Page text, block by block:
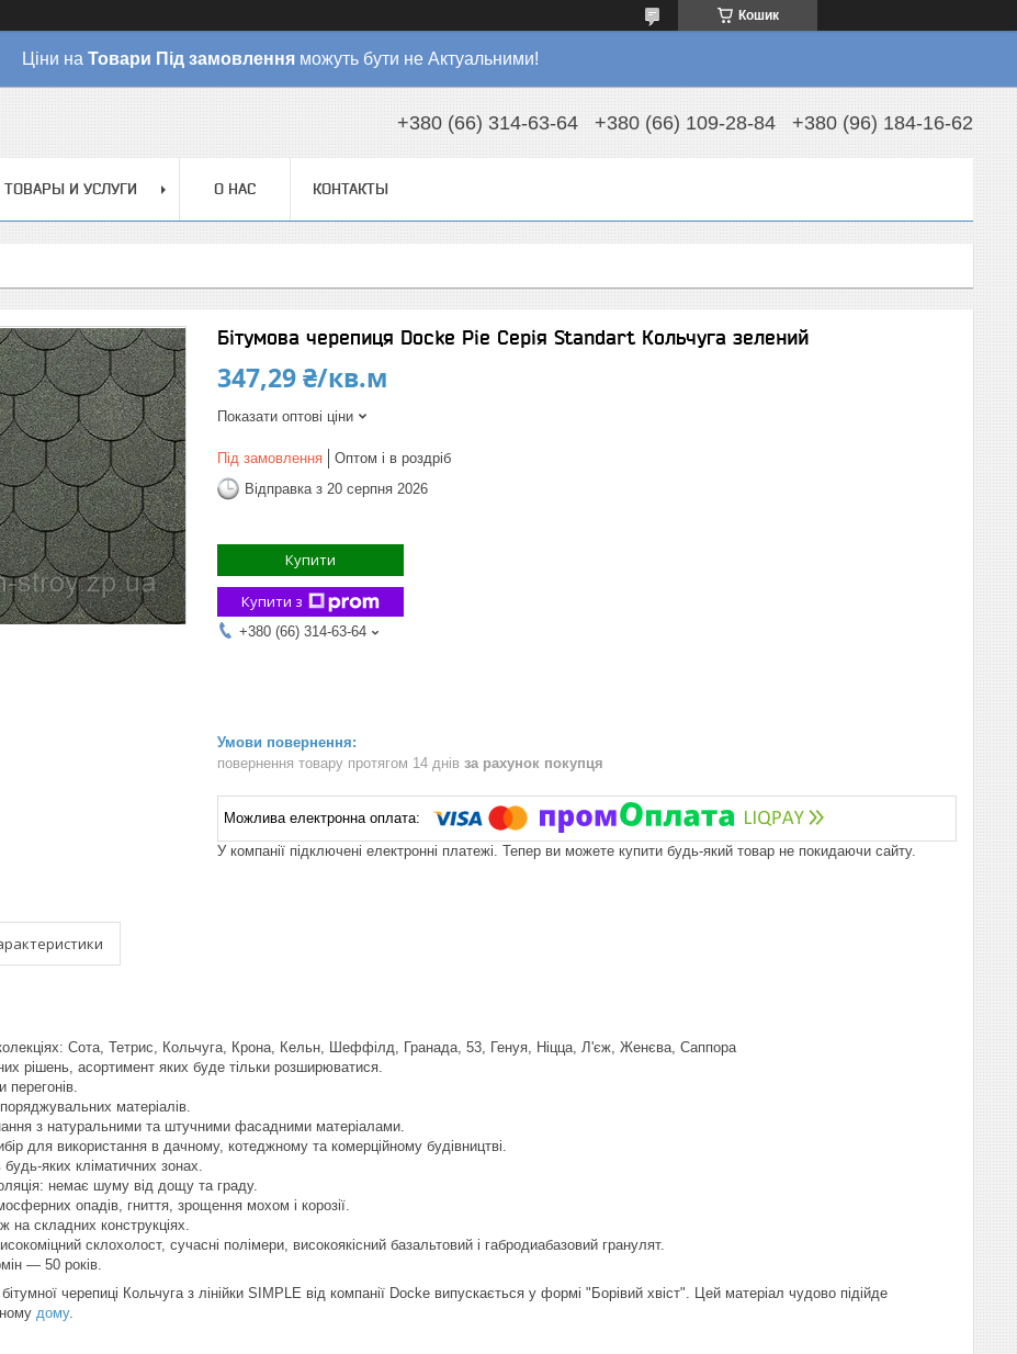
Кошик
Ціни на Товари Під замовлення можуть бути не Актуальними!
+380 (66) 314-63-64 +380 (66) 109-28-84 +380 (96) 184-16-62
ТОВАРЫ И УСЛУГИ О НАС КОНТАКТЫ
Бітумова черепиця Docke Pie Серія Standart Кольчуга зелений
347,29 ₴/кв.м
Показати оптові ціни
Під замовлення
Оптом і в роздріб
Відправка з 20 серпня 2026
Купити
Купити з
+380 (66) 314-63-64
повернення товару протягом 14 днів за рахунок покупця
У компанії підключені електронні платежі. Тепер ви можете купити будь-який товар не покидаючи сайту.
Сота, Тетрис, Кольчуга, Крона, Кельн, Шеффілд, Гранада, 53, Генуя, Ніцца, Л'єж, Женєва, Саппора
рішень, асортимент яких буде тільки розширюватися.
перегонів.
матеріалів.
з натуральними та штучними фасадними матеріалами.
для використання в дачному, котеджному та комерційному будівництві.
яких кліматичних зонах.
немає шуму від дощу та граду.
опадів, гниття, зрощення мохом і корозії.
на складних конструкціях.
склохолост, сучасні полімери, високоякісний базальтовий і габродиабазовий гранулят.
— 50 років.
бітумної черепиці Кольчуга з лінійки SIMPLE від компанії Docke випускається у формі "Борівий хвіст". Цей матеріал чудово підійде
дому.